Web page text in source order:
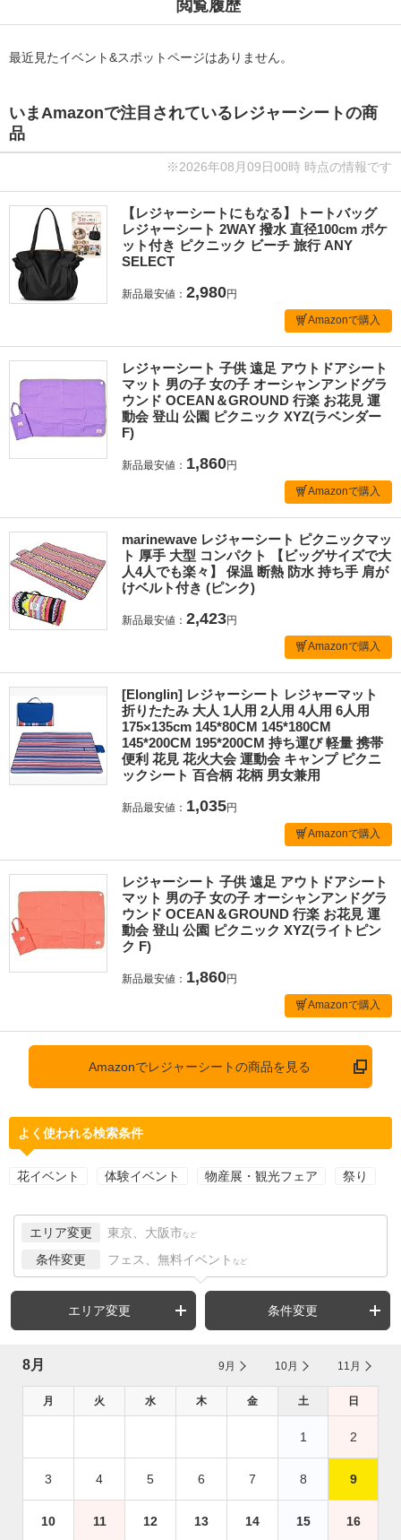
閲覧履歴
最近見たイベント&スポットページはありません。
いまAmazonで注目されているレジャーシートの商
品
※2026年08月09日00時 時点の情報です
【レジャーシートにもなる】トートバッグ
レジャーシート 2WAY 撥水 直径100cm ポケ
ット付き ピクニック ビーチ 旅行 ANY
SELECT
新品最安値： 2,980円
Amazonで購入
レジャーシート 子供 遠足 アウトドアシート
マット 男の子 女の子 オーシャンアンドグラ
ウンド OCEAN＆GROUND 行楽 お花見 運
動会 登山 公園 ピクニック XYZ(ラベンダー
F)
新品最安値： 1,860円
Amazonで購入
marinewave レジャーシート ピクニックマッ
ト 厚手 大型 コンパクト 【ビッグサイズで大
人4人でも楽々】 保温 断熱 防水 持ち手 肩が
けベルト付き (ピンク)
新品最安値： 2,423円
Amazonで購入
[Elonglin] レジャーシート レジャーマット
折りたたみ 大人 1人用 2人用 4人用 6人用
175×135cm 145*80CM 145*180CM
145*200CM 195*200CM 持ち運び 軽量 携帯
便利 花見 花火大会 運動会 キャンプ ピクニ
ックシート 百合柄 花柄 男女兼用
新品最安値： 1,035円
Amazonで購入
レジャーシート 子供 遠足 アウトドアシート
マット 男の子 女の子 オーシャンアンドグラ
ウンド OCEAN＆GROUND 行楽 お花見 運
動会 登山 公園 ピクニック XYZ(ライトピン
ク F)
新品最安値： 1,860円
Amazonで購入
Amazonでレジャーシートの商品を見る
よく使われる検索条件
花イベント 体験イベント 物産展・観光フェア 祭り
エリア変更 東京、大阪市 など
条件変更 フェス、無料イベント など
エリア変更 条件変更
8月 9月 10月 11月
月 火 水 木 金 土 日
1 2
3 4 5 6 7 8 9
10 11 12 13 14 15 16